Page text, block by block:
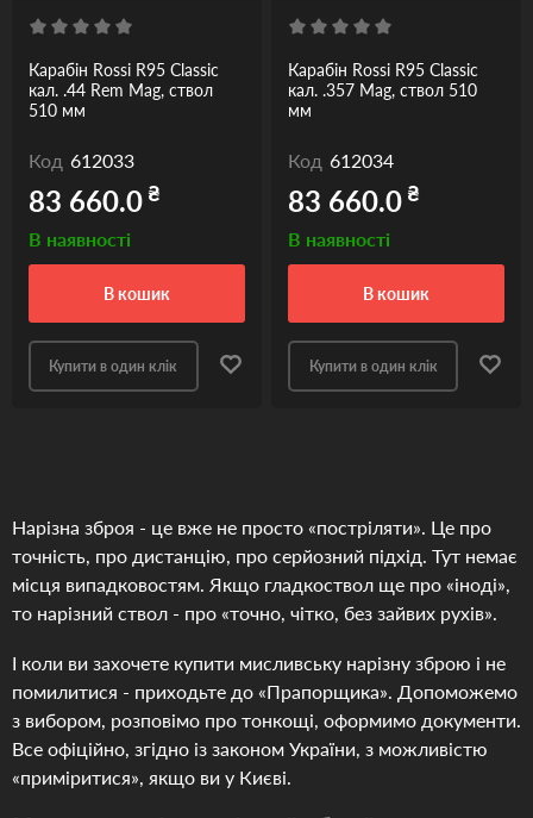
Карабін Rossi R95 Classic
кал. .44 Rem Mag, ствол
510 мм
Код 612033
83 660.0₴
В наявності
в кошик
Купити в один клік
Карабін Rossi R95 Classic
кал. .357 Mag, ствол 510
мм
Код 612034
83 660.0₴
В наявності
в кошик
Купити в один клік
Нарізна зброя - це вже не просто «постріляти». Це про
точність, про дистанцію, про серйозний підхід. Тут немає
місця випадковостям. Якщо гладкоствол ще про «іноді»,
то нарізний ствол - про «точно, чітко, без зайвих рухів».
І коли ви захочете купити мисливську нарізну зброю і не
помилитися - приходьте до «Прапорщика». Допоможемо
з вибором, розповімо про тонкощі, оформимо документи.
Все офіційно, згідно із законом України, з можливістю
«приміритися», якщо ви у Києві.